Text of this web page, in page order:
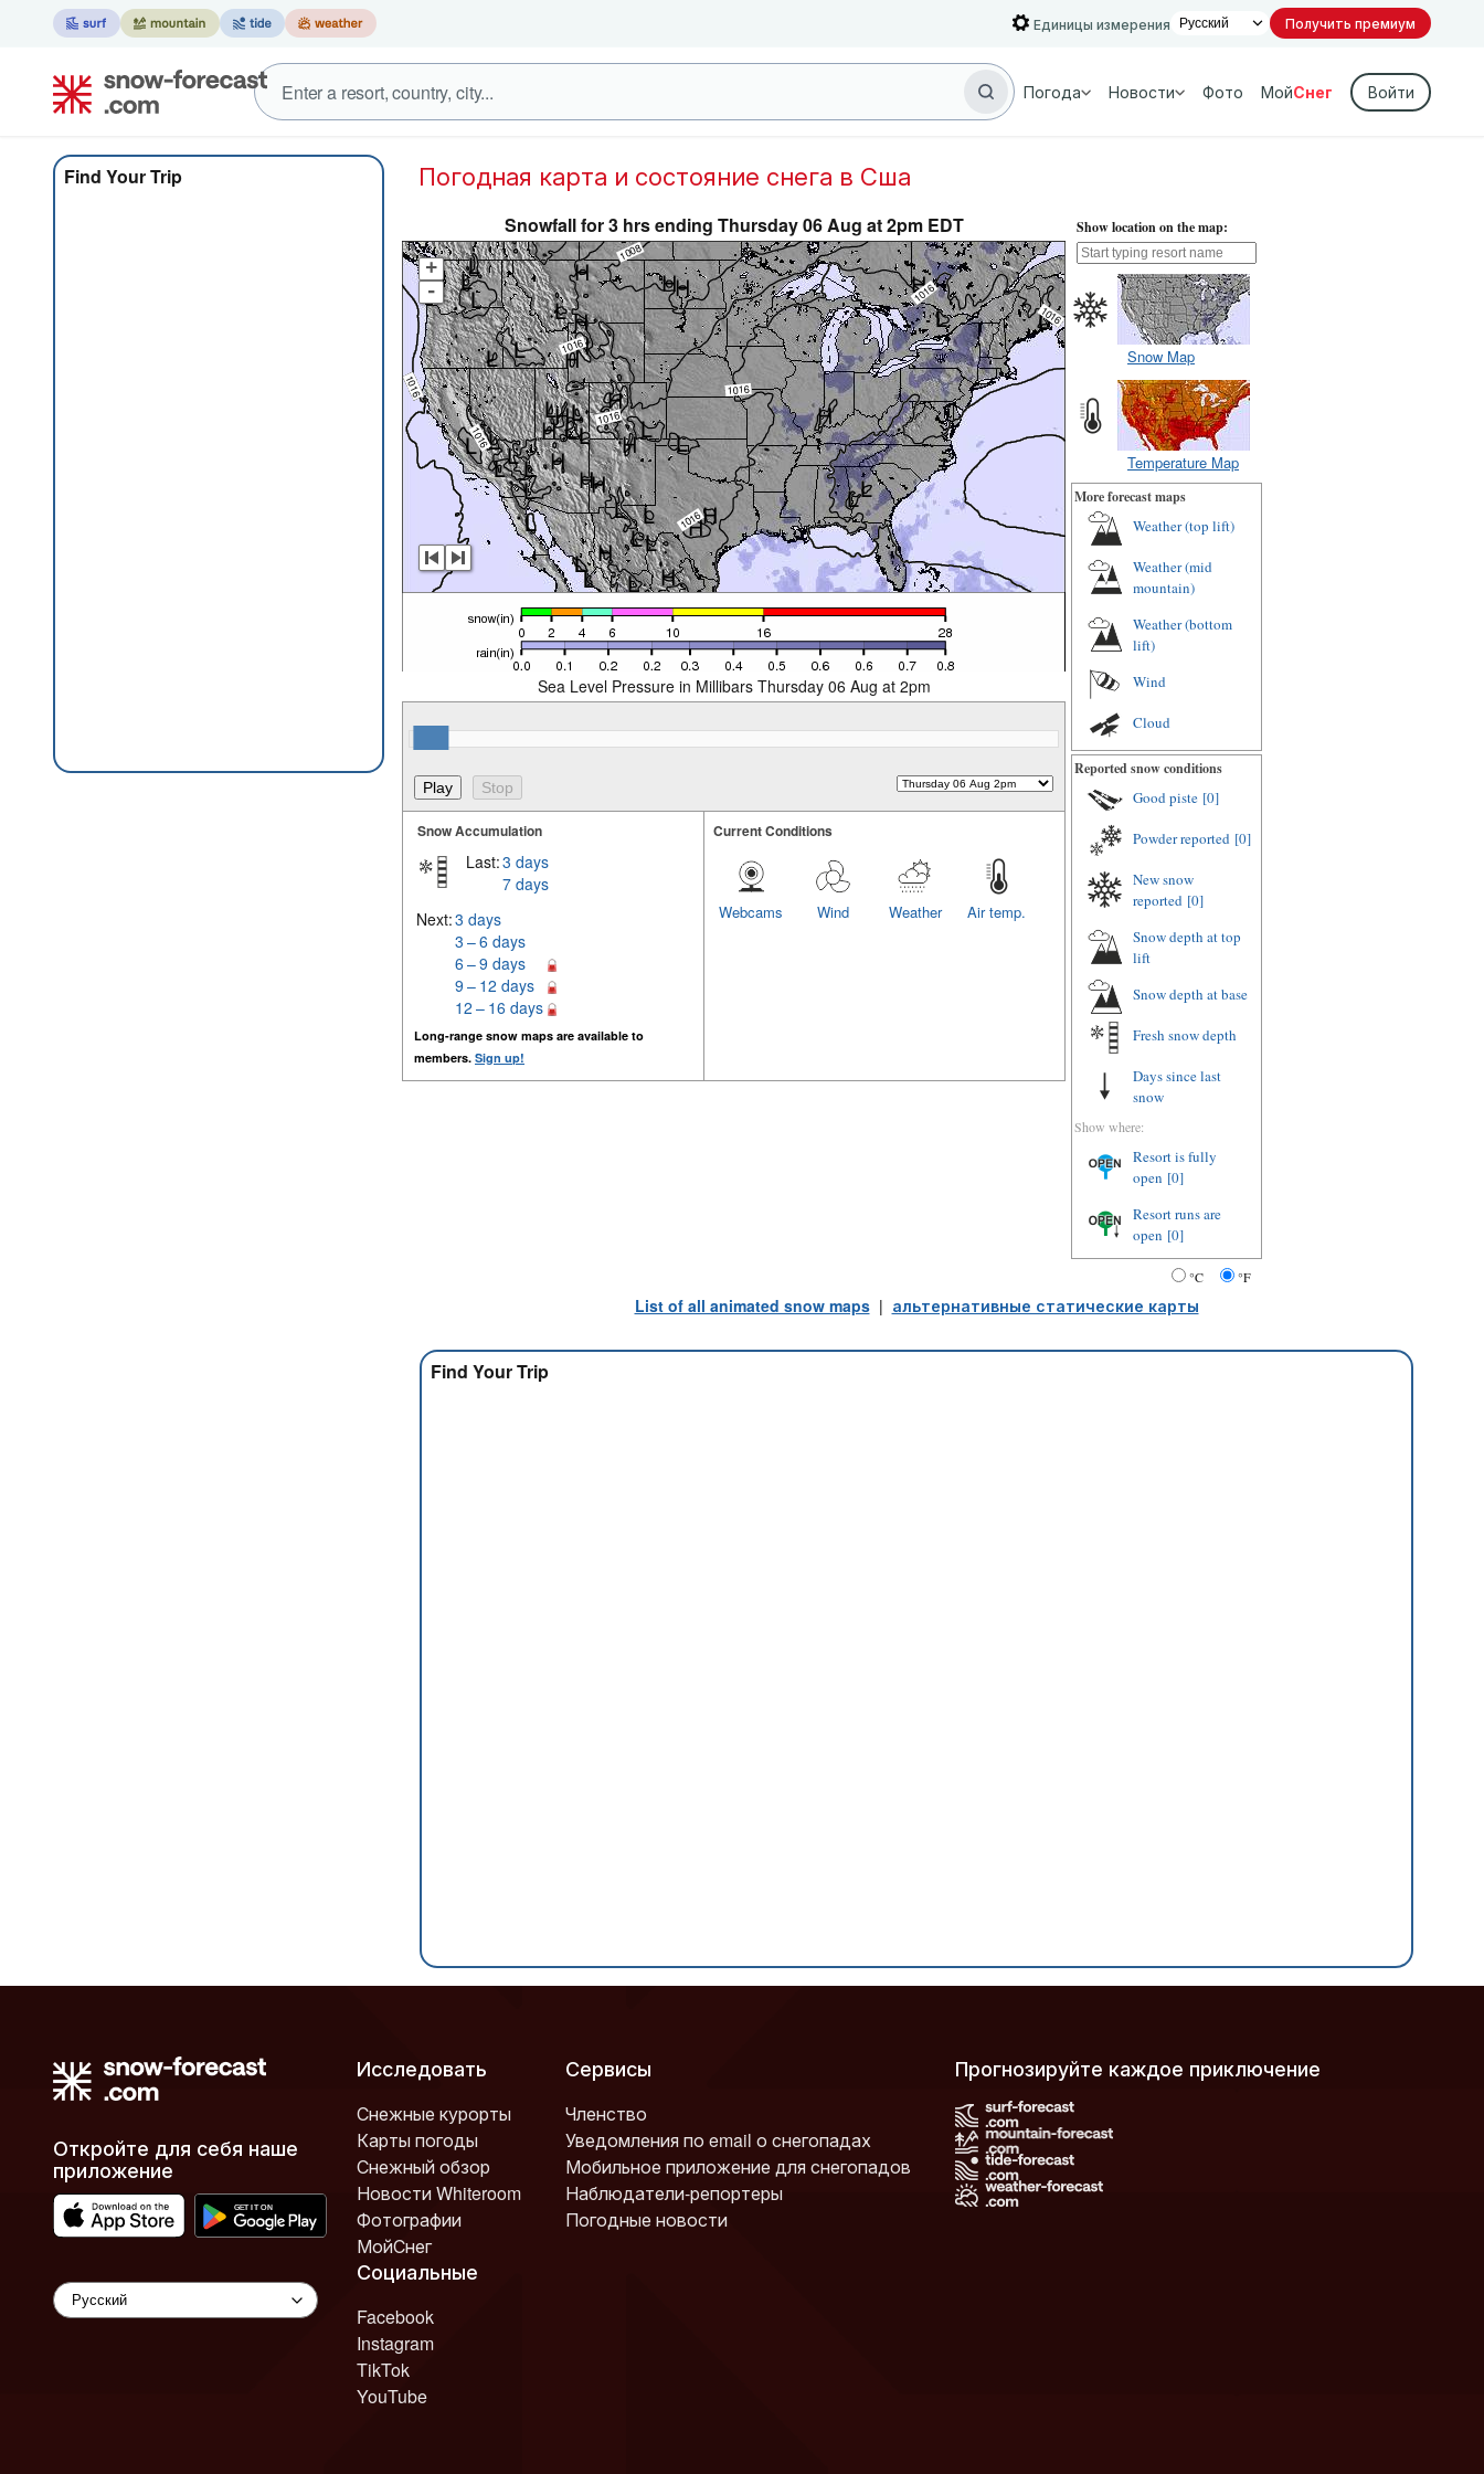
Единицы измерения Получить премиум
Погода Новости Фото МойСнег Войти
Find Your Trip Погодная карта и состояние снега в Сша
Snowfall for 3 hrs ending Thursday 06 Aug at 2pm EDT
+
-
Sea Level Pressure in Millibars Thursday 06 Aug at 2pm
Snow Accumulation
Last:3 days
7 days
Next:3 days
3 – 6 days
6 – 9 days
9 – 12 days
12 – 16 days
Long-range snow maps are available to
members. Sign up!
Current Conditions
Air temp.
Weather
Wind
Webcams
Show location on the map:
Snow Map
Temperature Map
More forecast maps
Weather (top lift)
Weather (mid
mountain)
Weather (bottom
lift)
Wind
Cloud
Reported snow conditions
Good piste [0]
Powder reported [0]
New snow
reported [0]
Snow depth at top
lift
Snow depth at base
Fresh snow depth
Days since last
snow
Show where:
Resort is fully
open [0]
Resort runs are
open [0]
°C °F
List of all animated snow maps| альтернативные статические карты
Find Your Trip
Откройте для себя наше
приложение
Исследовать
Снежные курорты
Карты погоды
Снежный обзор
Новости Whiteroom
Фотографии
МойСнег
Сервисы
Членство
Уведомления по email о снегопадах
Мобильное приложение для снегопадов
Наблюдатели-репортеры
Погодные новости
Социальные
Facebook
Instagram
TikTok
YouTube
Прогнозируйте каждое приключение